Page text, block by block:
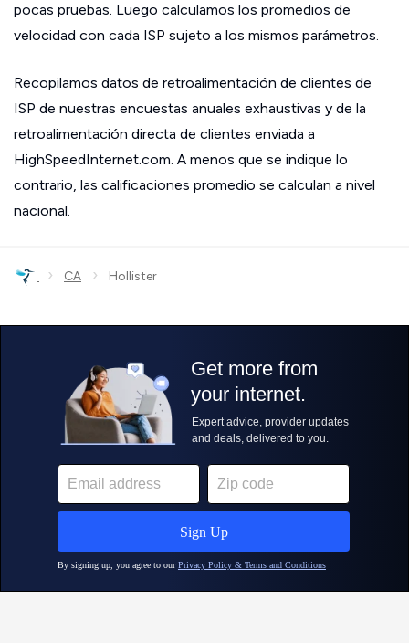
pocas pruebas. Luego calculamos los promedios de
velocidad con cada ISP sujeto a los mismos parámetros.
Recopilamos datos de retroalimentación de clientes de
ISP de nuestras encuestas anuales exhaustivas y de la
retroalimentación directa de clientes enviada a
HighSpeedInternet.com. A menos que se indique lo
contrario, las calificaciones promedio se calculan a nivel
nacional.
› CA › Hollister